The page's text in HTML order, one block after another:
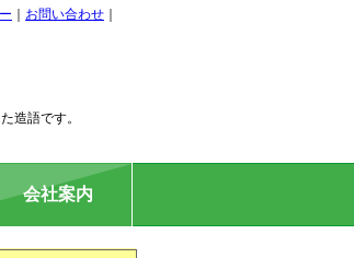
お問い合わせ
造語です。
会社案内